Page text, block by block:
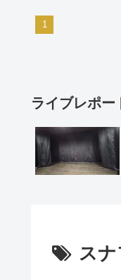
ライブレポー
ス